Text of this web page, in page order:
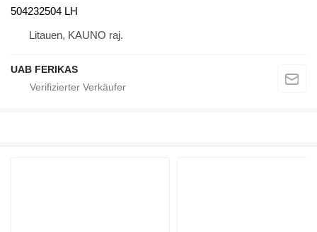
504232504 LH
Litauen, KAUNO raj.
UAB FERIKAS